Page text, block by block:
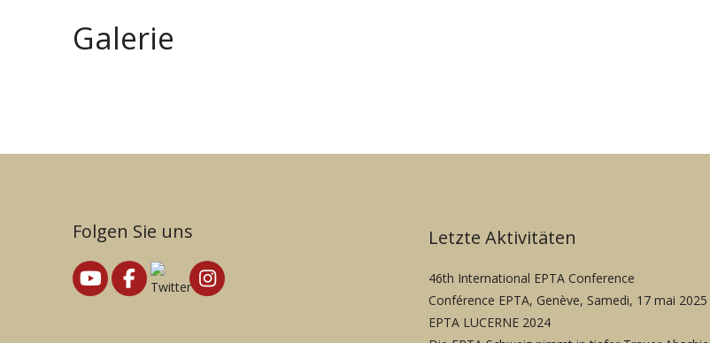
Galerie
Folgen Sie uns Letzte Aktivitäten
46th International EPTA Conference
Conférence EPTA, Genève, Samedi, 17 mai 2025
EPTA LUCERNE 2024